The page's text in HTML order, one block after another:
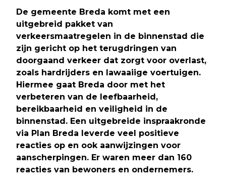
De gemeente Breda komt met een
uitgebreid pakket van
verkeersmaatregelen in de binnenstad die
zijn gericht op het terugdringen van
doorgaand verkeer dat zorgt voor overlast,
zoals hardrijders en lawaaiige voertuigen.
Hiermee gaat Breda door met het
verbeteren van de leefbaarheid,
bereikbaarheid en veiligheid in de
binnenstad. Een uitgebreide inspraakronde
via Plan Breda leverde veel positieve
reacties op en ook aanwijzingen voor
aanscherpingen. Er waren meer dan 160
reacties van bewoners en ondernemers.